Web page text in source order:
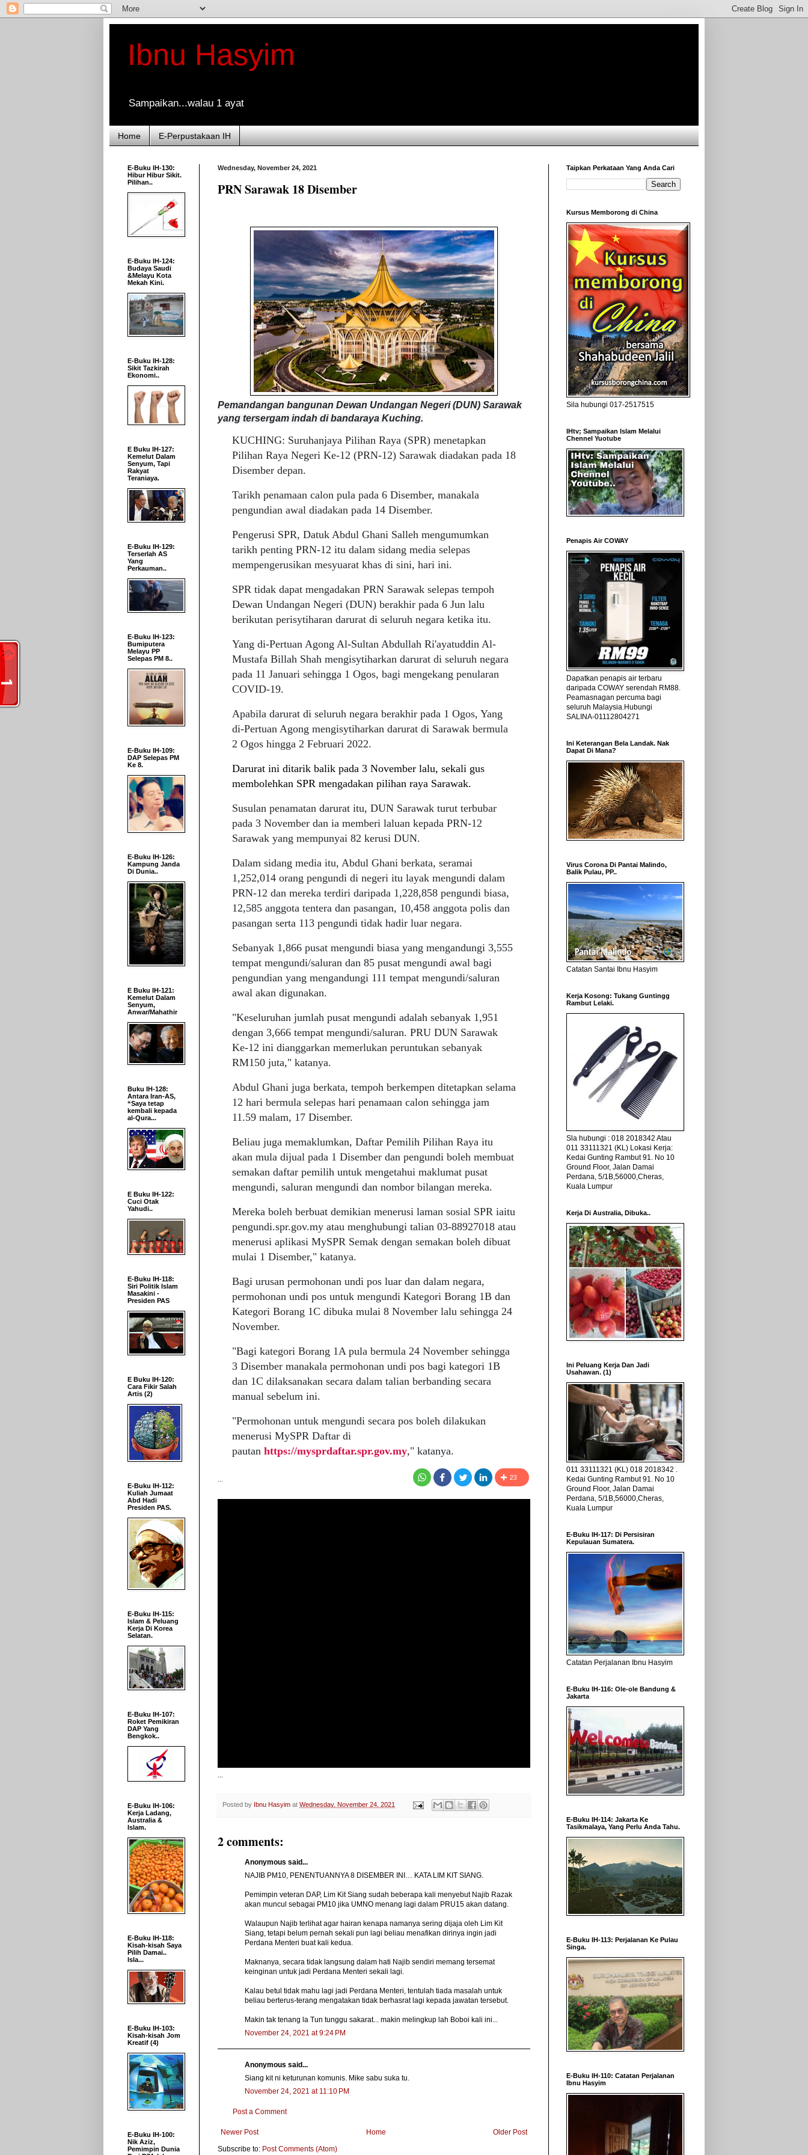
Ibnu Hasyim
Sampaikan...walau 1 ayat
Home E-Perpustakaan IH
Wednesday, November 24, 2021
PRN Sarawak 18 Disember
Pemandangan bangunan Dewan Undangan Negeri (DUN) Sarawak
yang tersergam indah di bandaraya Kuching.
KUCHING: Suruhanjaya Pilihan Raya (SPR) menetapkan
Pilihan Raya Negeri Ke-12 (PRN-12) Sarawak diadakan pada 18
Disember depan.
Tarikh penamaan calon pula pada 6 Disember, manakala
pengundian awal diadakan pada 14 Disember.
Pengerusi SPR, Datuk Abdul Ghani Salleh mengumumkan
tarikh penting PRN-12 itu dalam sidang media selepas
mempengerusikan mesyuarat khas di sini, hari ini.
SPR tidak dapat mengadakan PRN Sarawak selepas tempoh
Dewan Undangan Negeri (DUN) berakhir pada 6 Jun lalu
berikutan perisytiharan darurat di seluruh negara ketika itu.
Yang di-Pertuan Agong Al-Sultan Abdullah Ri'ayatuddin Al-
Mustafa Billah Shah mengisytiharkan darurat di seluruh negara
pada 11 Januari sehingga 1 Ogos, bagi mengekang penularan
COVID-19.
Apabila darurat di seluruh negara berakhir pada 1 Ogos, Yang
di-Pertuan Agong mengisytiharkan darurat di Sarawak bermula
2 Ogos hingga 2 Februari 2022.
Darurat ini ditarik balik pada 3 November lalu, sekali gus
membolehkan SPR mengadakan pilihan raya Sarawak.
Susulan penamatan darurat itu, DUN Sarawak turut terbubar
pada 3 November dan ia memberi laluan kepada PRN-12
Sarawak yang mempunyai 82 kerusi DUN.
Dalam sidang media itu, Abdul Ghani berkata, seramai
1,252,014 orang pengundi di negeri itu layak mengundi dalam
PRN-12 dan mereka terdiri daripada 1,228,858 pengundi biasa,
12,585 anggota tentera dan pasangan, 10,458 anggota polis dan
pasangan serta 113 pengundi tidak hadir luar negara.
Sebanyak 1,866 pusat mengundi biasa yang mengandungi 3,555
tempat mengundi/saluran dan 85 pusat mengundi awal bagi
pengundian yang mengandungi 111 tempat mengundi/saluran
awal akan digunakan.
"Keseluruhan jumlah pusat mengundi adalah sebanyak 1,951
dengan 3,666 tempat mengundi/saluran. PRU DUN Sarawak
Ke-12 ini dianggarkan memerlukan peruntukan sebanyak
RM150 juta," katanya.
Abdul Ghani juga berkata, tempoh berkempen ditetapkan selama
12 hari bermula selepas hari penamaan calon sehingga jam
11.59 malam, 17 Disember.
Beliau juga memaklumkan, Daftar Pemilih Pilihan Raya itu
akan mula dijual pada 1 Disember dan pengundi boleh membuat
semakan daftar pemilih untuk mengetahui maklumat pusat
mengundi, saluran mengundi dan nombor bilangan mereka.
Mereka boleh berbuat demikian menerusi laman sosial SPR iaitu
pengundi.spr.gov.my atau menghubungi talian 03-88927018 atau
menerusi aplikasi MySPR Semak dengan semakan boleh dibuat
mulai 1 Disember," katanya.
Bagi urusan permohonan undi pos luar dan dalam negara,
permohonan undi pos untuk mengundi Kategori Borang 1B dan
Kategori Borang 1C dibuka mulai 8 November lalu sehingga 24
November.
"Bagi kategori Borang 1A pula bermula 24 November sehingga
3 Disember manakala permohonan undi pos bagi kategori 1B
dan 1C dilaksanakan secara dalam talian berbanding secara
manual sebelum ini.
"Permohonan untuk mengundi secara pos boleh dilakukan
menerusi MySPR Daftar di
pautan https://mysprdaftar.spr.gov.my," katanya.
23
...
Posted by Ibnu Hasyim at Wednesday, November 24, 2021
2 comments:
Anonymous said...
NAJIB PM10, PENENTUANNYA 8 DISEMBER INI… KATA LIM KIT SIANG.
Pemimpin veteran DAP, Lim Kit Siang sudah beberapa kali menyebut Najib Razak
akan muncul sebagai PM10 jika UMNO menang lagi dalam PRU15 akan datang.
Walaupun Najib terlihat agar hairan kenapa namanya sering dijaja oleh Lim Kit
Siang, tetapi belum pernah sekali pun lagi beliau menafikan dirinya ingin jadi
Perdana Menteri buat kali kedua.
Maknanya, secara tidak langsung dalam hati Najib sendiri memang tersemat
keinginan untuk jadi Perdana Menteri sekali lagi.
Kalau betul tidak mahu lagi jadi Perdana Menteri, tentulah tiada masalah untuk
beliau berterus-terang mengatakan tidak berhasrat lagi kepada jawatan tersebut.
Makin tak tenang la Tun tunggu sakarat... makin melingkup lah Boboi kali ini...
November 24, 2021 at 9:24 PM
Anonymous said...
Siang kit ni keturunan komunis. Mike sabu suka tu.
November 24, 2021 at 11:10 PM
Post a Comment
Newer Post Older Post
Home
Subscribe to: Post Comments (Atom)
E-Buku IH-130:
Hibur Hibur Sikit.
Pilihan..
E-Buku IH-124:
Budaya Saudi
&Melayu Kota
Mekah Kini.
E-Buku IH-128:
Sikit Tazkirah
Ekonomi..
E Buku IH-127:
Kemelut Dalam
Senyum, Tapi
Rakyat
Teraniaya.
E-Buku IH-129:
Terserlah AS
Yang
Perkauman..
E-Buku IH-123:
Bumiputera
Melayu PP
Selepas PM 8..
E-Buku IH-109:
DAP Selepas PM
Ke 8.
E-Buku IH-126:
Kampung Janda
Di Dunia..
E Buku IH-121:
Kemelut Dalam
Senyum,
Anwar/Mahathir
Buku IH-128:
Antara Iran-AS,
“Saya tetap
kembali kepada
al-Qura...
E Buku IH-122:
Cuci Otak
Yahudi..
E-Buku IH-118:
Siri Politik Islam
Masakini -
Presiden PAS
E Buku IH-120:
Cara Fikir Salah
Artis (2)
E-Buku IH-112:
Kuliah Jumaat
Abd Hadi
Presiden PAS.
E-Buku IH-115:
Islam & Peluang
Kerja Di Korea
Selatan.
E-Buku IH-107:
Roket Pemikiran
DAP Yang
Bengkok..
E-Buku IH-106:
Kerja Ladang,
Australia &
Islam.
E-Buku IH-118:
Kisah-kisah Saya
Pilih Damai..
Isla...
E-Buku IH-103:
Kisah-kisah Jom
Kreatif (4)
E-Buku IH-100:
Nik Aziz,
Pemimpin Dunia
Taipkan Perkataan Yang Anda Cari
Kursus Memborong di China
Sila hubungi 017-2517515
IHtv; Sampaikan Islam Melalui
Chennel Yuotube
Penapis Air COWAY
Dapatkan penapis air terbaru
daripada COWAY serendah RM88.
Peamasnagan percuma bagi
seluruh Malaysia.Hubungi
SALINA-01112804271
Ini Keterangan Bela Landak. Nak
Dapat Di Mana?
Virus Corona Di Pantai Malindo,
Balik Pulau, PP..
Catatan Santai Ibnu Hasyim
Kerja Kosong: Tukang Guntingg
Rambut Lelaki.
Sla hubungi : 018 2018342 Atau
011 33111321 (KL) Lokasi Kerja:
Kedai Gunting Rambut 91. No 10
Ground Floor, Jalan Damai
Perdana, 5/1B,56000,Cheras,
Kuala Lumpur
Kerja Di Australia, Dibuka..
Ini Peluang Kerja Dan Jadi
Usahawan. (1)
011 33111321 (KL) 018 2018342 .
Kedai Gunting Rambut 91. No 10
Ground Floor, Jalan Damai
Perdana, 5/1B,56000,Cheras,
Kuala Lumpur
E-Buku IH-117: Di Persisiran
Kepulauan Sumatera.
Catatan Perjalanan Ibnu Hasyim
E-Buku IH-116: Ole-ole Bandung &
Jakarta
E-Buku IH-114: Jakarta Ke
Tasikmalaya, Yang Perlu Anda Tahu.
E-Buku IH-113: Perjalanan Ke Pulau
Singa.
E-Buku IH-110: Catatan Perjalanan
Ibnu Hasyim